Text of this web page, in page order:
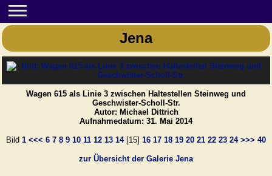
Jena
Wagen 615 als Linie 3 zwischen Haltestellen Steinweg und
Geschwister-Scholl-Str.
Autor: Michael Dittrich
Aufnahmedatum: 31. Mai 2014
Bild 1 <<< 6 7 8 9 10 11 12 13 14[15] 16 17 18 19 20 21 22 23 24 >>> 40
zur Übersicht der Galerie Jena